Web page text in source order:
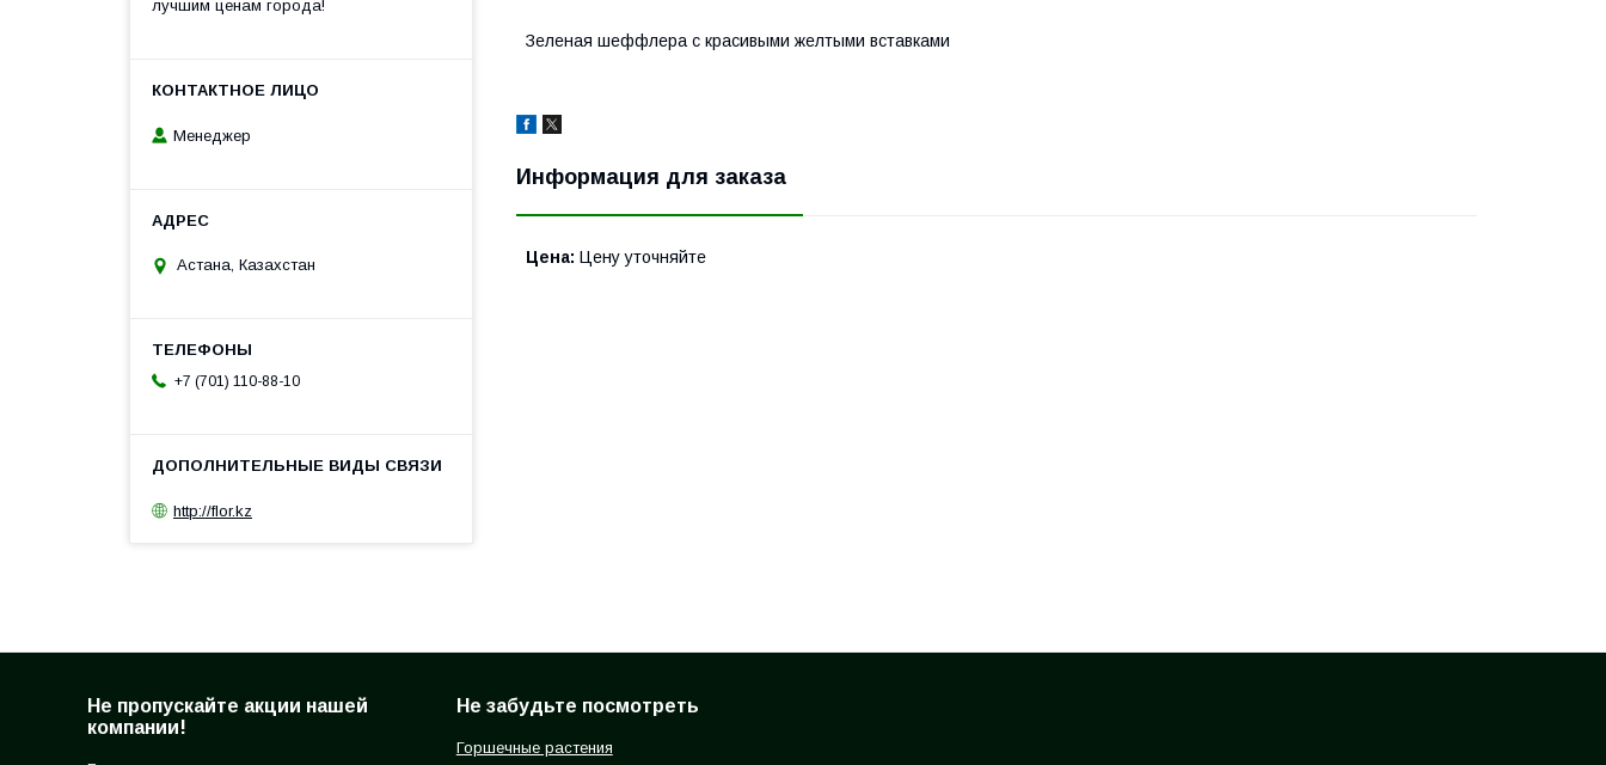
Зеленая шеффлера с красивыми желтыми вставками
Информация для заказа
Цена: Цену уточняйте
лучшим ценам города!
Менеджер
Астана, Казахстан
+7 (701) 110-88-10
http://flor.kz
Не пропускайте акции нашей
компании!
Не забудьте посмотреть
Горшечные растения